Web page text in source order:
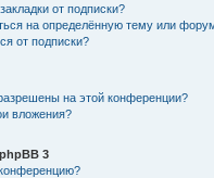
от подписки?
на определённую тему или
от подписки?
на этой конференции?
вложения?
3